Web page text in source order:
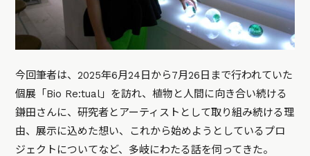
今回筆者は、2025年6月24日から7月26日まで行われていた
個展「Bio Re:tual」を訪れ、植物と人間に向き合い続ける
鎌田さんに、研究者とアーティストとして取り組み続ける理
由、展示に込めた想い、これから始めようとしているプロ
ジェクトについてなど、多岐にわたる話を伺ってきた。